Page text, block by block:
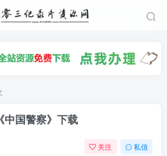
中国警察》下载
关注 私信